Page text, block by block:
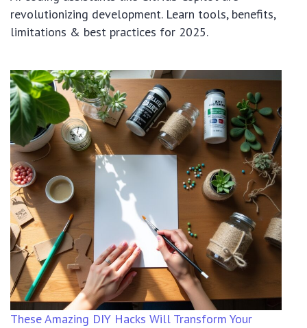
revolutionizing development. Learn tools, benefits,
limitations & best practices for 2025.
These Amazing DIY Hacks Will Transform Your